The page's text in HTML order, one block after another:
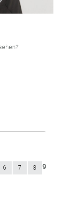
6 7 8 9